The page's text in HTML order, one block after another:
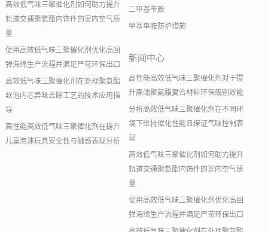
高效低气味三聚催化剂如何助力提升
轨道交通聚氨酯内饰件的室内空气质
量
使用高效低气味三聚催化剂优化高回
弹海绵生产流程并满足严苛环保出口
高效低气味三聚催化剂在处理聚氨酯
软泡内芯异味去除工艺的技术应用指
导
高性能高效低气味三聚催化剂在提升
儿童泡沫玩具安全性与触感表现分析
二甲基苄胺
甲基单胺防护措施
新闻中心
高性能高效低气味三聚催化剂对于提
升高端聚氨酯复合材料环保级别效能
分析高效低气味三聚催化剂在不同环
境下维持催化性能且保证气味控制表
现
高效低气味三聚催化剂如何助力提升
轨道交通聚氨酯内饰件的室内空气质
量
使用高效低气味三聚催化剂优化高回
弹海绵生产流程并满足严苛环保出口